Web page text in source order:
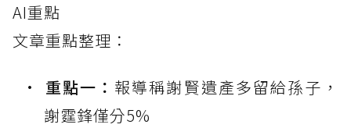
AI重點
文章重點整理：
重點一： 報導稱謝賢遺產多留給孫子，
謝霆鋒僅分5%